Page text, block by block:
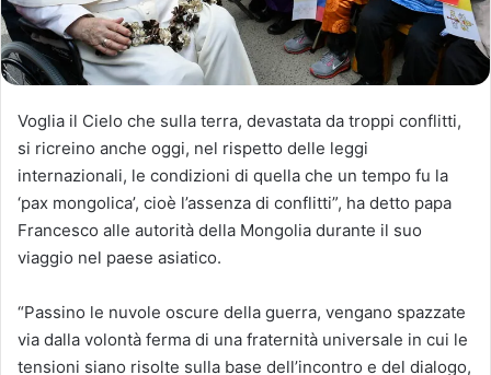
Voglia il Cielo che sulla terra, devastata da troppi conflitti,
si ricreino anche oggi, nel rispetto delle leggi
internazionali, le condizioni di quella che un tempo fu la
‘pax mongolica’, cioè l’assenza di conflitti”, ha detto papa
Francesco alle autorità della Mongolia durante il suo
viaggio nel paese asiatico.
“Passino le nuvole oscure della guerra, vengano spazzate
via dalla volontà ferma di una fraternità universale in cui le
tensioni siano risolte sulla base dell’incontro e del dialogo,